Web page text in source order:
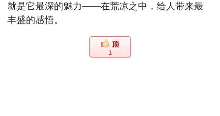
就是它最深的魅力——在荒凉之中，给人带来最
丰盛的感悟。
1